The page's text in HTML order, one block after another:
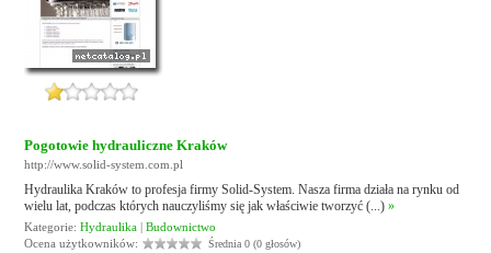
Pogotowie hydrauliczne Kraków
http://www.solid-system.com.pl
Hydraulika Kraków to profesja firmy Solid-System. Nasza firma działa na rynku od
wielu lat, podczas których nauczyliśmy się jak właściwie tworzyć (...)»
Kategorie:Hydraulika |Budownictwo
Ocena użytkowników:
Średnia 0 (0 głosów)